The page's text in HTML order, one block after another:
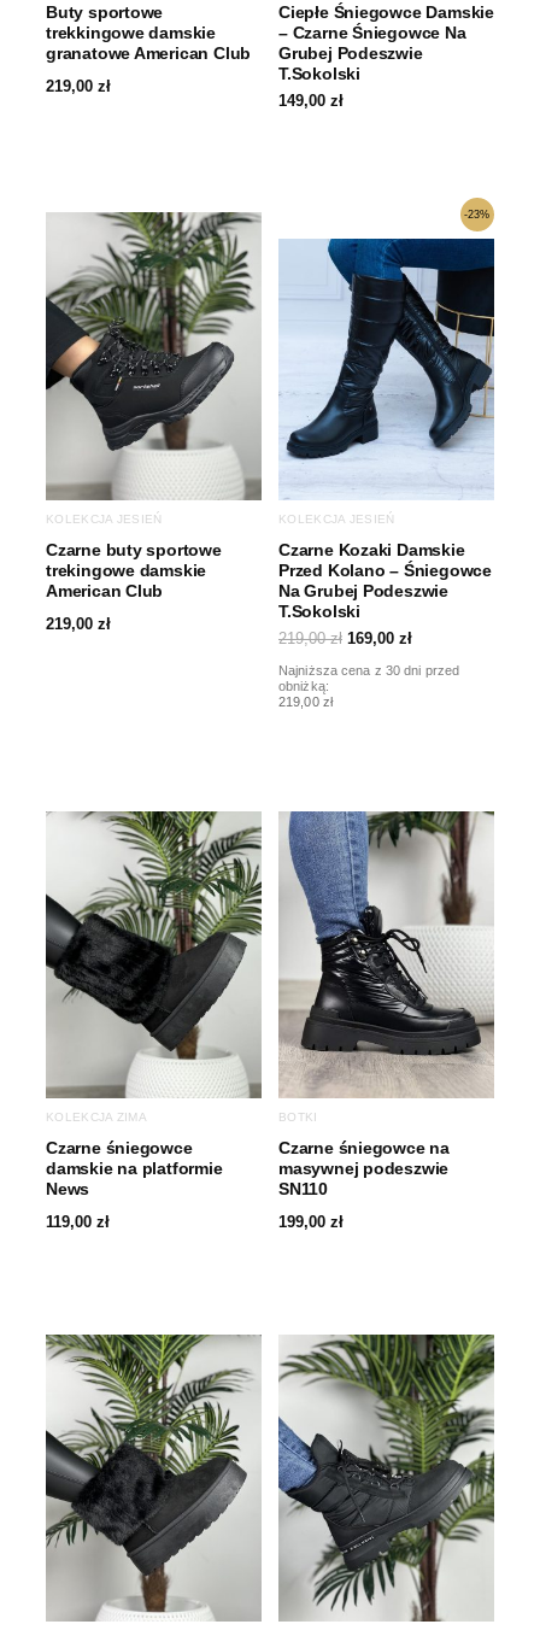
Buty sportowe
trekkingowe damskie
granatowe American Club
219,00 zł
Ciepłe Śniegowce Damskie
– Czarne Śniegowce Na
Grubej Podeszwie
T.Sokolski
149,00 zł
KOLEKCJA JESIEŃ
Czarne buty sportowe
trekingowe damskie
American Club
219,00 zł
-23%
KOLEKCJA JESIEŃ
Czarne Kozaki Damskie
Przed Kolano – Śniegowce
Na Grubej Podeszwie
T.Sokolski
219,00zł
wynosiła:
219,00 zł.
169,00 zł
Aktualna
wynosi:
169,00 zł.
Najniższa cena z 30 dni przed
obniżką:
219,00 zł
KOLEKCJA ZIMA
Czarne śniegowce
damskie na platformie
News
119,00 zł
BOTKI
Czarne śniegowce na
masywnej podeszwie
SN110
199,00 zł